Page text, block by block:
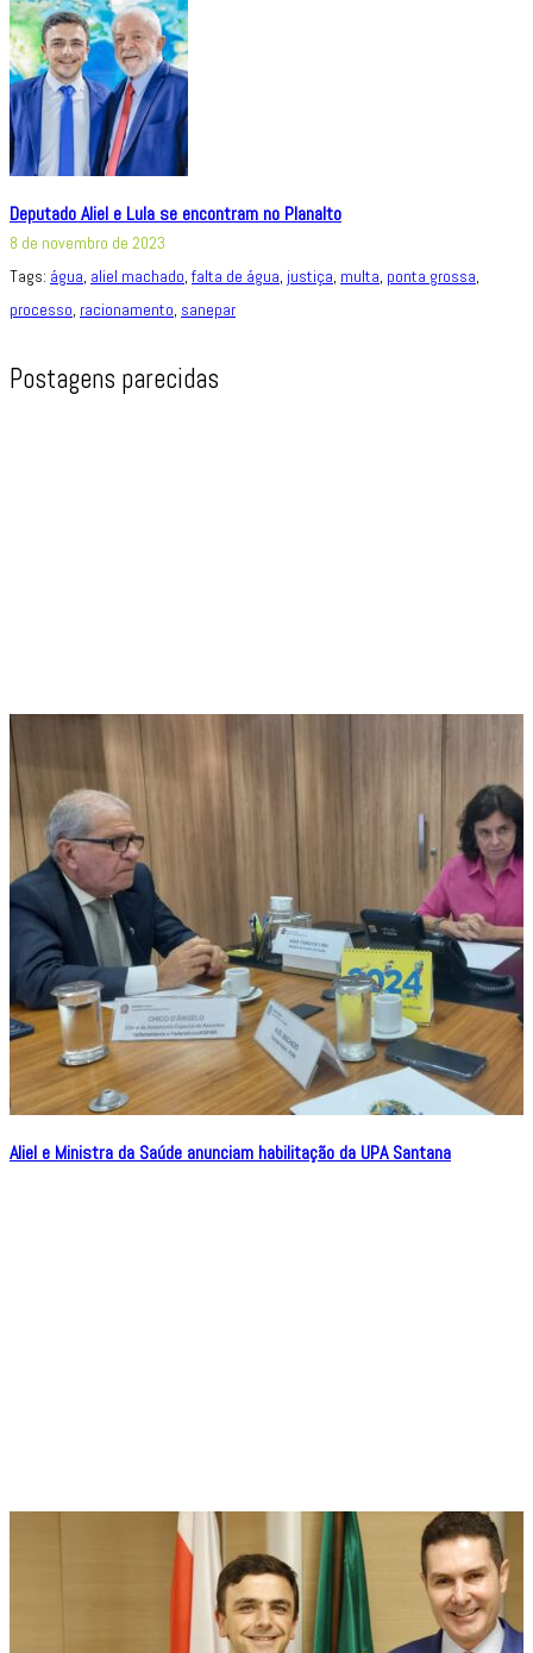
Deputado Aliel e Lula se encontram no Planalto
8 de novembro de 2023
Tags: água, aliel machado,falta de água, justiça, multa, ponta grossa,
processo, racionamento, sanepar
Postagens parecidas
Aliel e Ministra da Saúde anunciam habilitação da UPA Santana